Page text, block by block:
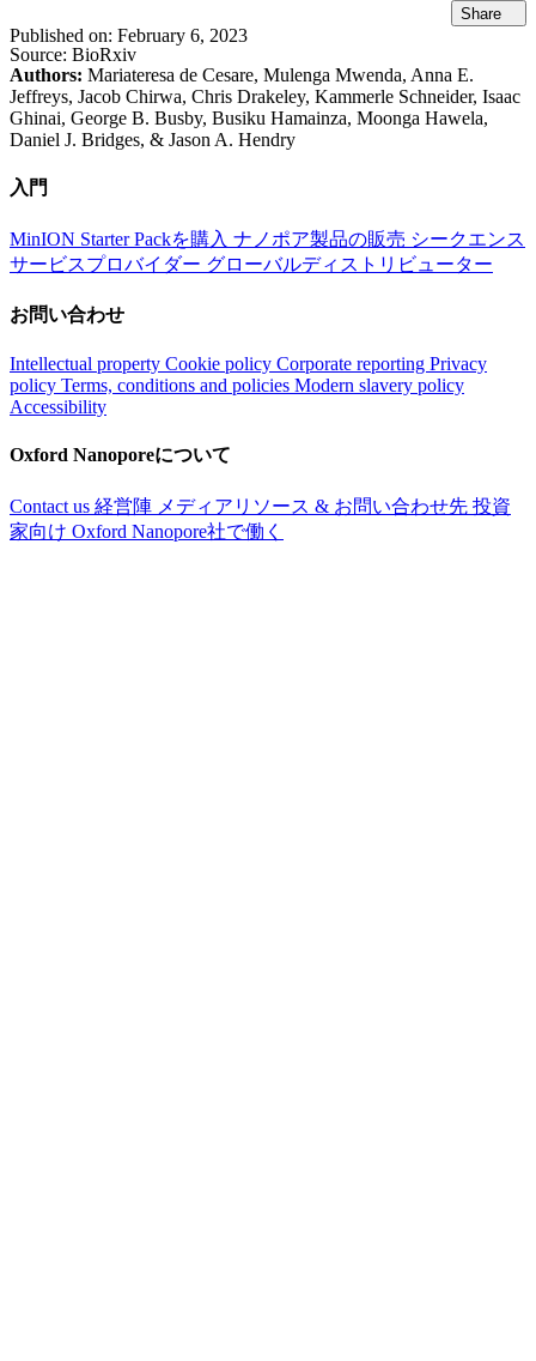
Share
Published on: February 6, 2023
Source: BioRxiv
Authors: Mariateresa de Cesare, Mulenga Mwenda, Anna E.
Jeffreys, Jacob Chirwa, Chris Drakeley, Kammerle Schneider, Isaac
Ghinai, George B. Busby, Busiku Hamainza, Moonga Hawela,
Daniel J. Bridges, & Jason A. Hendry
入門
MinION Starter Packを購入 ナノポア製品の販売 シークエンス
サービスプロバイダー グローバルディストリビューター
お問い合わせ
Intellectual property Cookie policy Corporate reporting Privacy
policy Terms, conditions and policies Modern slavery policy
Accessibility
Oxford Nanoporeについて
Contact us 経営陣 メディアリソース & お問い合わせ先 投資
家向け Oxford Nanopore社で働く